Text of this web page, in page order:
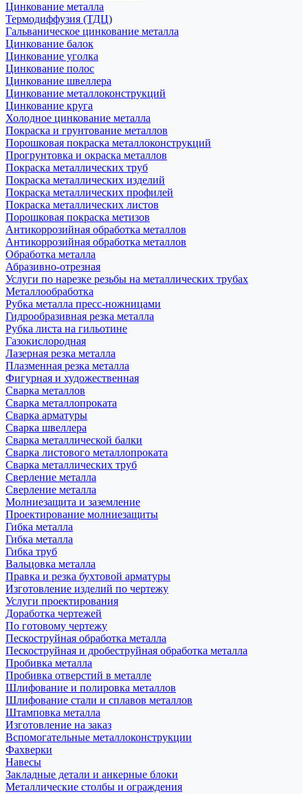
Цинкование металла
Термодиффузия (ТДЦ)
Гальваническое цинкование металла
Цинкование балок
Цинкование уголка
Цинкование полос
Цинкование швеллера
Цинкование металлоконструкций
Цинкование круга
Холодное цинкование металла
Покраска и грунтование металлов
Порошковая покраска металлоконструкций
Прогрунтовка и окраска металлов
Покраска металлических труб
Покраска металлических изделий
Покраска металлических профилей
Покраска металлических листов
Порошковая покраска метизов
Антикоррозийная обработка металлов
Антикоррозийная обработка металлов
Обработка металла
Абразивно-отрезная
Услуги по нарезке резьбы на металлических трубах
Металлообработка
Рубка металла пресс-ножницами
Гидрообразивная резка металла
Рубка листа на гильотине
Газокислородная
Лазерная резка металла
Плазменная резка металла
Фигурная и художественная
Сварка металлов
Сварка металлопроката
Сварка арматуры
Сварка швеллера
Сварка металлической балки
Сварка листового металлопроката
Сварка металлических труб
Сверление металла
Сверление металла
Молниезащита и заземление
Проектирование молниезащиты
Гибка металла
Гибка металла
Гибка труб
Вальцовка металла
Правка и резка бухтовой арматуры
Изготовление изделий по чертежу
Услуги проектирования
Доработка чертежей
По готовому чертежу
Пескоструйная обработка металла
Пескоструйная и дробеструйная обработка металла
Пробивка металла
Пробивка отверстий в металле
Шлифование и полировка металлов
Шлифование стали и сплавов металлов
Штамповка металла
Изготовление на заказ
Вспомогательные металлоконструкции
Фахверки
Навесы
Закладные детали и анкерные блоки
Металлические столбы и ограждения